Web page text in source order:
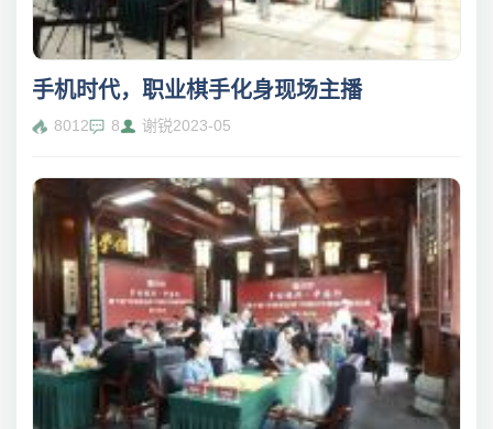
手机时代，职业棋手化身现场主播
8012 8 谢锐2023-05